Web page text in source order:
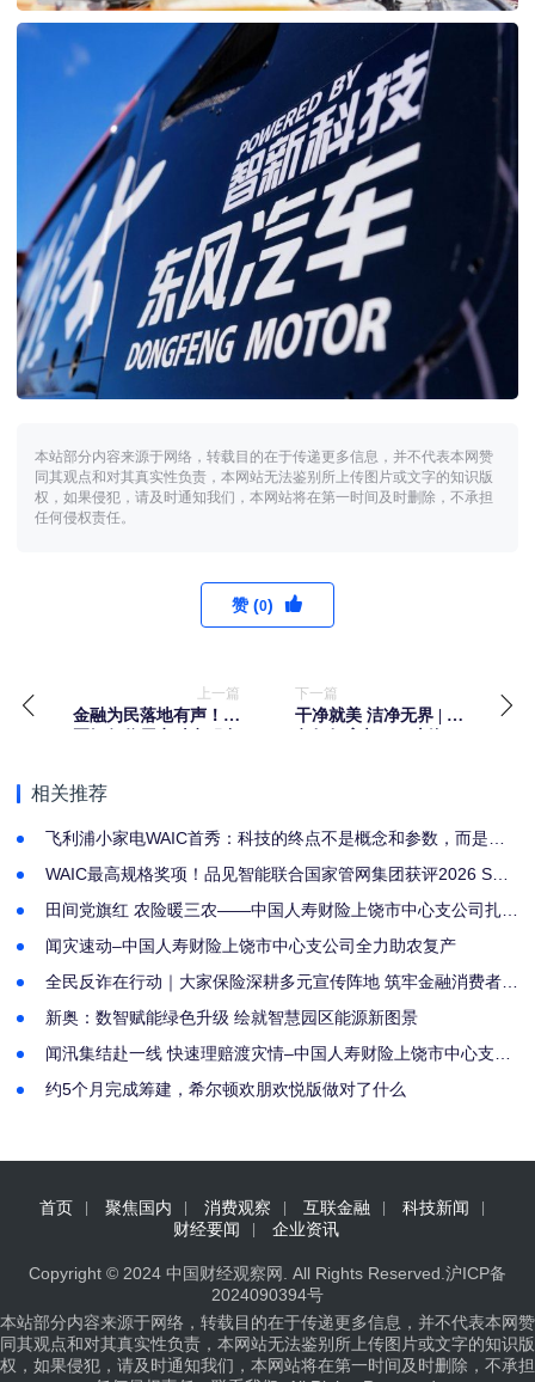
本站部分内容来源于网络，转载目的在于传递更多信息，并不代表本网赞
同其观点和对其真实性负责，本网站无法鉴别所上传图片或文字的知识版
权，如果侵犯，请及时通知我们，本网站将在第一时间及时删除，不承担
任何侵权责任。
赞 (0)
上一篇
金融为民落地有声！华
下一篇
干净就美 洁净无界 | 美
相关推荐
飞利浦小家电WAIC首秀：科技的终点不是概念和参数，而是人
WAIC最高规格奖项！品见智能联合国家管网集团获评2026 SAIL
田间党旗红 农险暖三农——中国人寿财险上饶市中心支公司扎实
闻灾速动–中国人寿财险上饶市中心支公司全力助农复产
全民反诈在行动｜大家保险深耕多元宣传阵地 筑牢金融消费者财
新奥：数智赋能绿色升级 绘就智慧园区能源新图景
闻汛集结赴一线 快速理赔渡灾情–中国人寿财险上饶市中心支公
约5个月完成筹建，希尔顿欢朋欢悦版做对了什么
首页 聚焦国内 消费观察 互联金融
科技新闻
财经要闻
企业资讯
Copyright © 2024 中国财经观察网 . All Rights Reserved. 沪ICP备
2024090394号
本站部分内容来源于网络，转载目的在于传递更多信息，并不代表本网赞
同其观点和对其真实性负责，本网站无法鉴别所上传图片或文字的知识版
权，如果侵犯，请及时通知我们，本网站将在第一时间及时删除，不承担